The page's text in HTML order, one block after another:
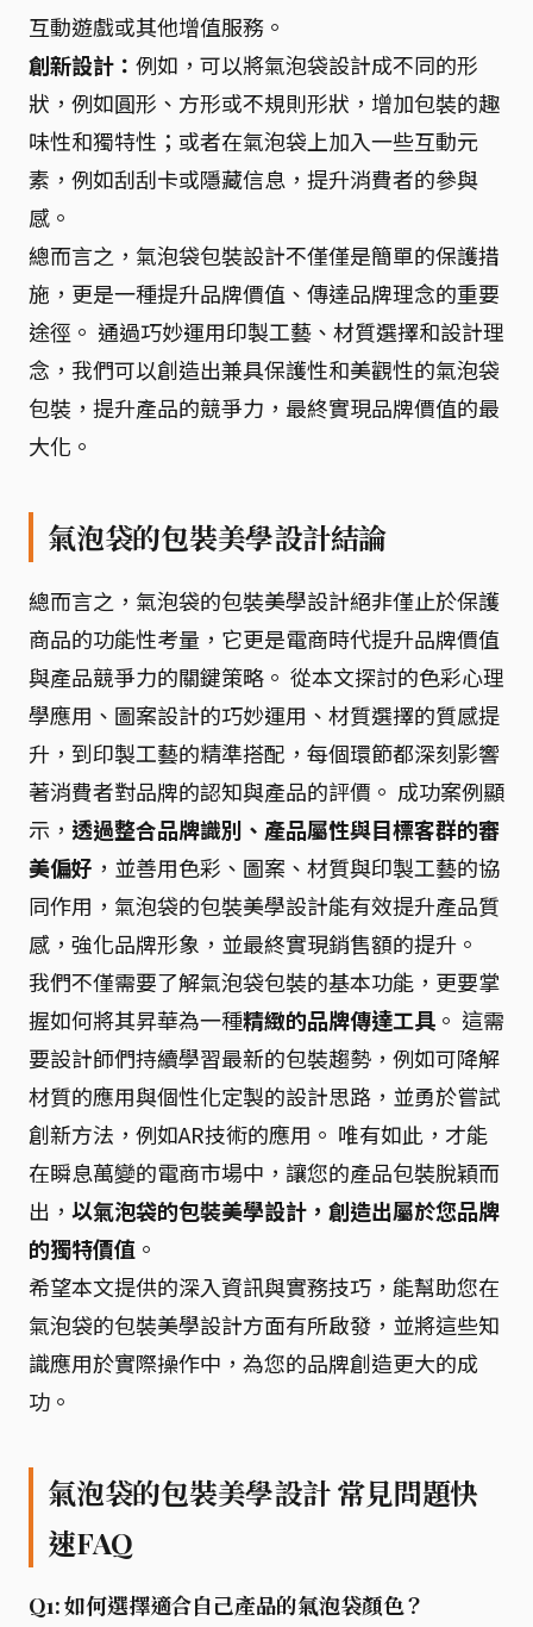
互動遊戲或其他增值服務。
創新設計： 例如，可以將氣泡袋設計成不同的形
狀，例如圓形、方形或不規則形狀，增加包裝的趣
味性和獨特性；或者在氣泡袋上加入一些互動元
素，例如刮刮卡或隱藏信息，提升消費者的參與
感。
總而言之，氣泡袋包裝設計不僅僅是簡單的保護措
施，更是一種提升品牌價值、傳達品牌理念的重要
途徑。 通過巧妙運用印製工藝、材質選擇和設計理
念，我們可以創造出兼具保護性和美觀性的氣泡袋
包裝，提升產品的競爭力，最終實現品牌價值的最
大化。
氣泡袋的包裝美學設計結論
總而言之，氣泡袋的包裝美學設計絕非僅止於保護
商品的功能性考量，它更是電商時代提升品牌價值
與產品競爭力的關鍵策略。 從本文探討的色彩心理
學應用、圖案設計的巧妙運用、材質選擇的質感提
升，到印製工藝的精準搭配，每個環節都深刻影響
著消費者對品牌的認知與產品的評價。 成功案例顯
示， 透過整合品牌識別、產品屬性與目標客群的審
美偏好 ，並善用色彩、圖案、材質與印製工藝的協
同作用，氣泡袋的包裝美學設計能有效提升產品質
感，強化品牌形象，並最終實現銷售額的提升。
我們不僅需要了解氣泡袋包裝的基本功能，更要掌
握如何將其昇華為一種精緻的品牌傳達工具 。 這需
要設計師們持續學習最新的包裝趨勢，例如可降解
材質的應用與個性化定製的設計思路，並勇於嘗試
創新方法，例如AR技術的應用。 唯有如此，才能
在瞬息萬變的電商市場中，讓您的產品包裝脫穎而
出， 以氣泡袋的包裝美學設計，創造出屬於您品牌
的獨特價值 。
希望本文提供的深入資訊與實務技巧，能幫助您在
氣泡袋的包裝美學設計方面有所啟發，並將這些知
識應用於實際操作中，為您的品牌創造更大的成
功。
氣泡袋的包裝美學設計 常見問題快
速FAQ
Q1: 如何選擇適合自己產品的氣泡袋顏色？